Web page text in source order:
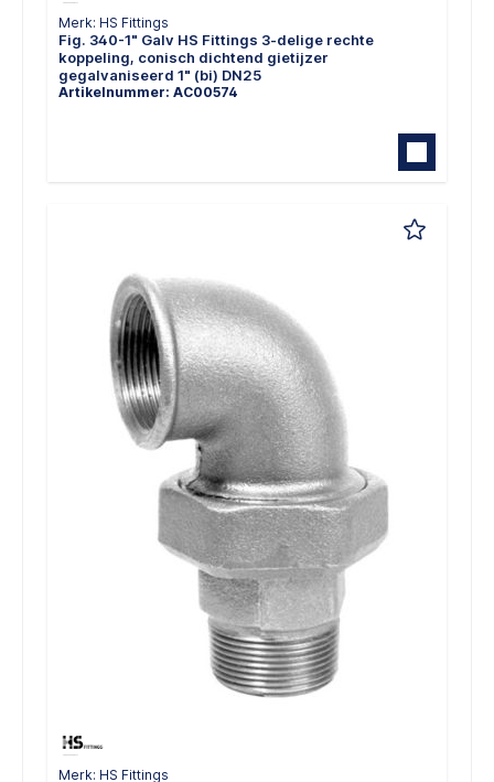
Merk: HS Fittings
Fig. 340-1" Galv HS Fittings 3-delige rechte
koppeling, conisch dichtend gietijzer
gegalvaniseerd 1" (bi) DN25
Artikelnummer: AC00574
Merk: HS Fittings